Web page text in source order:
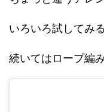
いろいろ試してみ
続いてはロープ編